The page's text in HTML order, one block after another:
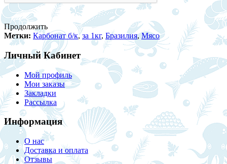
Продолжить
Метки: Карбонат б/к,за 1кг, Бразилия,Мясо
Личный Кабинет
Мой профиль
Мои заказы
Закладки
Рассылка
Информация
О нас
Доставка и оплата
Отзывы